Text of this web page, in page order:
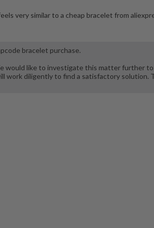
very similar to a cheap bracelet from
bracelet purchase.
would like to investigate this matter further to
work diligently to find a satisfactory solution.